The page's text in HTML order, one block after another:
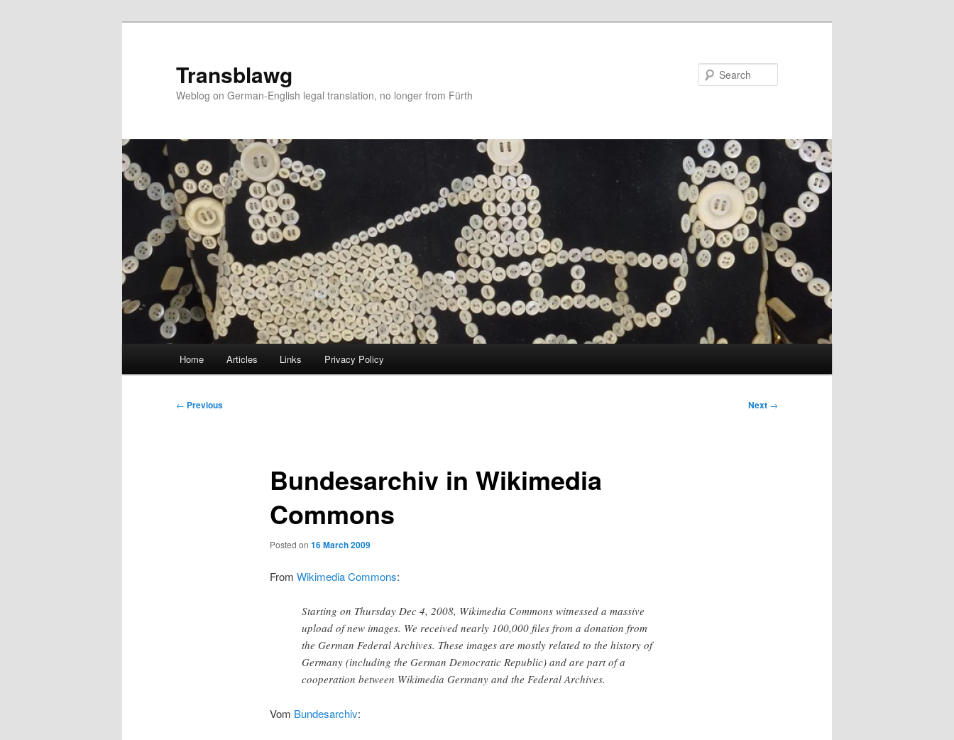
Transblawg
Weblog on German-English legal translation, no longer from Fürth
Home Articles Links Privacy Policy
Post
← Previous Next →
Bundesarchiv in Wikimedia
Commons
Posted on 16 March 2009
From Wikimedia Commons:
Starting on Thursday Dec 4, 2008, Wikimedia Commons witnessed a massive
upload of new images. We received nearly 100,000 files from a donation from
the German Federal Archives. These images are mostly related to the history of
Germany (including the German Democratic Republic) and are part of a
cooperation between Wikimedia Germany and the Federal Archives.
Vom Bundesarchiv: